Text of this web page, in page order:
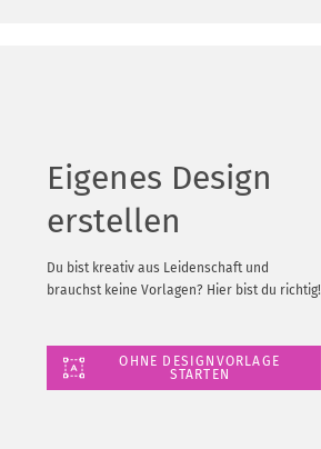
Eigenes Design
erstellen
Du bist kreativ aus Leidenschaft und
brauchst keine Vorlagen? Hier bist du richtig!
OHNE DESIGNVORLAGE
STARTEN